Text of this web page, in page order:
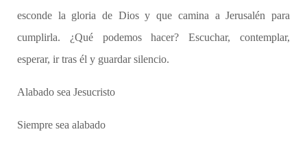
esconde la gloria de Dios y que camina a Jerusalén para
cumplirla. ¿Qué podemos hacer? Escuchar, contemplar,
esperar, ir tras él y guardar silencio.
Alabado sea Jesucristo
Siempre sea alabado